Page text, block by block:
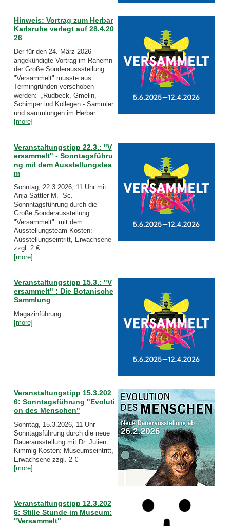
Hinweis: Vortrag zum Herbar
Karlsruhe verlegt auf 28.4.20
26
Der für den 24. März 2026
angekündigte Vortrag im Rahemn
der Große Sonderaussstellung
"Versammelt" musste aus
Termingründen verschoben
werden: „Rudbeck, Gmelin,
Schimper ind Kollegen - Sammler
und sammlungen im Herbar...
[more]
Veranstaltungstipp 22.3.: "V
ersammelt" - Sonntagsführu
ng mit dem Ausstellungstea
m
Sonntag, 22.3.2026, 11 Uhr mit
Anja Sattler M. Sc.
Sonnntagsführung durch die
Große Sonderausstellung
"Versammelt" mit dem
Ausstellungsteam Kosten:
Ausstellungseintritt, Erwachsene
zzgl. 2 €
[more]
Veranstaltungstipp 15.3.: "V
ersammelt" : Die Botanische
Sammlung
Magazinführung
[more]
Veranstaltungstipp 15.3.202
6: Sonntagsführung "Evoluti
on des Menschen"
Sonntag, 15.3.2026, 11 Uhr
Sonntagsführung durch die neue
Dauerausstellung mit Dr. Julien
Kimmig Kosten: Museumseintritt,
Erwachsene zzgl. 2 €
[more]
Veranstaltungstipp 12.3.202
6: Stille Stunde im Museum:
"Versammelt"